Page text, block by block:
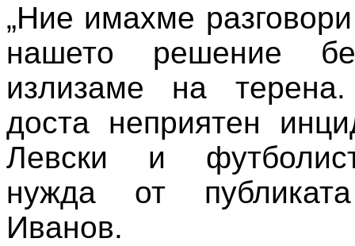
„Ние имахме
нашето решение
излизаме на
доста неприятен
Левски и
нужда от
Иванов.